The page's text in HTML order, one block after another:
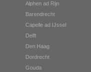
Alphen ad Rijn
Barendrecht
Capelle ad IJssel
Delft
Den Haag
Dordrecht
Gouda